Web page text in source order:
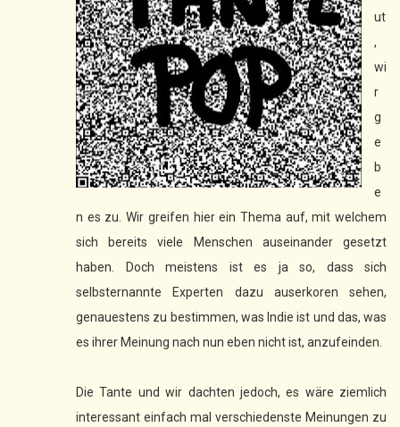
ut
,
wi
r
g
e
b
e
n es zu. Wir greifen hier ein Thema auf, mit welchem
sich bereits viele Menschen auseinander gesetzt
haben. Doch meistens ist es ja so, dass sich
selbsternannte Experten dazu auserkoren sehen,
genauestens zu bestimmen, was Indie ist und das, was
es ihrer Meinung nach nun eben nicht ist, anzufeinden.
Die Tante und wir dachten jedoch, es wäre ziemlich
interessant einfach mal verschiedenste Meinungen zu